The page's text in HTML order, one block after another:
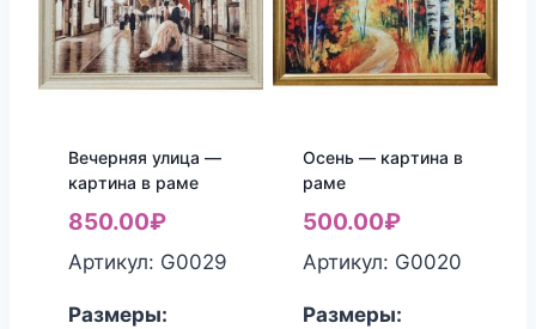
Вечерняя улица —
картина в раме
850.00₽
Артикул: G0029
Размеры:
Осень — картина в
раме
500.00₽
Артикул: G0020
Размеры: